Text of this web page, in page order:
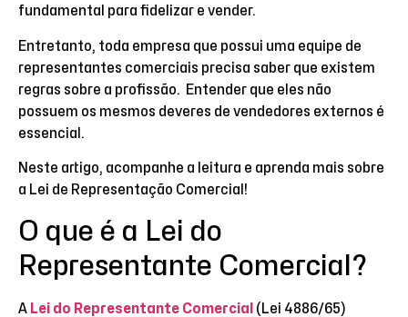
fundamental para fidelizar e vender.
Entretanto, toda empresa que possui uma equipe de
representantes comerciais precisa saber que existem
regras sobre a profissão. Entender que eles não
possuem os mesmos deveres de vendedores externos é
essencial.
Neste artigo, acompanhe a leitura e aprenda mais sobre
a Lei de Representação Comercial!
O que é a Lei do
Representante Comercial?
A Lei do Representante Comercial (Lei 4886/65)